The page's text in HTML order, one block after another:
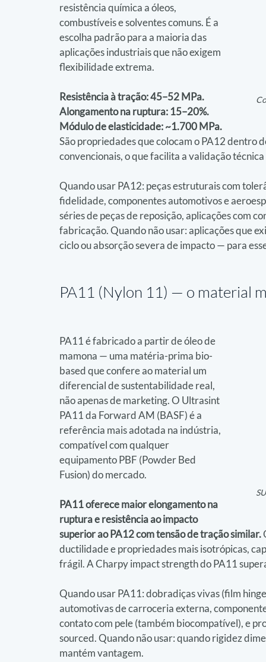
resistência química a óleos,
combustíveis e solventes comuns. É a
escolha padrão para a maioria das
aplicações industriais que não exigem
flexibilidade extrema.
Resistência à tração: 45–52 MPa.
Alongamento na ruptura: 15–20%.
Módulo de elasticidade: ~1.700 MPa.
São propriedades que colocam o PA12 dentro
convencionais, o que facilita a validação
Quando usar PA12: peças estruturais com
fidelidade, componentes automotivos e
séries de peças de reposição, aplicações com
fabricação. Quando não usar: aplicações que
ciclo ou absorção severa de impacto — para
PA11 (Nylon 11) — o material
PA11 é fabricado a partir de óleo de
mamona — uma matéria-prima bio-
based que confere ao material um
diferencial de sustentabilidade real,
não apenas de marketing. O Ultrasint
PA11 da Forward AM (BASF) é a
referência mais adotada na indústria,
compatível com qualquer
equipamento PBF (Powder Bed
Fusion) do mercado.
PA11 oferece maior elongamento na
ruptura e resistência ao impacto
superior ao PA12 com tensão de tração similar.
ductilidade e propriedades mais isotrópicas,
frágil. A Charpy impact strength do PA11
Quando usar PA11: dobradiças vivas (film
automotivas de carroceria externa,
contato com pele (também biocompatível), e
sourced. Quando não usar: quando rigidez
mantém vantagem.